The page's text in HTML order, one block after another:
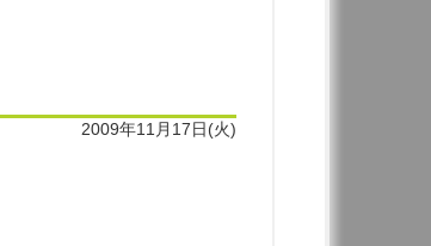
2009年11月17日(火)